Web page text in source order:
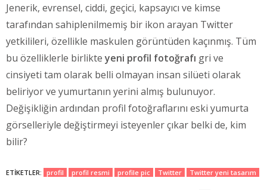
Jenerik, evrensel, ciddi, geçici, kapsayıcı ve kimse
tarafından sahiplenilmemiş bir ikon arayan Twitter
yetkilileri, özellikle maskulen görüntüden kaçınmış. Tüm
bu özelliklerle birlikteyeni profil fotoğrafı gri ve
cinsiyeti tam olarak belli olmayan insan silüeti olarak
beliriyor ve yumurtanın yerini almış bulunuyor.
Değişikliğin ardından profil fotoğraflarını eski yumurta
görselleriyle değiştirmeyi isteyenler çıkar belki de, kim
bilir?
ETIKETLER: profil profil resmi profile pic Twitter Twitter yeni tasarım